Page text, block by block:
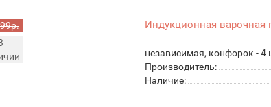
Индукционная варочная
независимая, конфорок - 4
Производитель:
Наличие: